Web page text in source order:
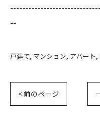
--
戸建て マンション アパート
< 前のページ